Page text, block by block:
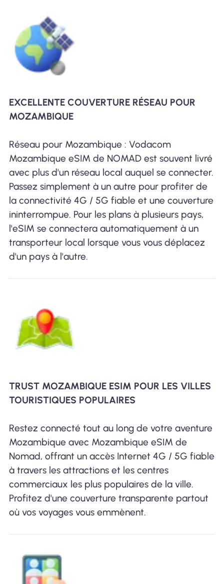
EXCELLENTE COUVERTURE RÉSEAU POUR
MOZAMBIQUE
Réseau pour Mozambique : Vodacom
Mozambique eSIM de NOMAD est souvent livré
avec plus d'un réseau local auquel se connecter.
Passez simplement à un autre pour profiter de
la connectivité 4G / 5G fiable et une couverture
ininterrompue. Pour les plans à plusieurs pays,
l'eSIM se connectera automatiquement à un
transporteur local lorsque vous vous déplacez
d'un pays à l'autre.
TRUST MOZAMBIQUE ESIM POUR LES VILLES
TOURISTIQUES POPULAIRES
Restez connecté tout au long de votre aventure
Mozambique avec Mozambique eSIM de
Nomad, offrant un accès Internet 4G / 5G fiable
à travers les attractions et les centres
commerciaux les plus populaires de la ville.
Profitez d'une couverture transparente partout
où vos voyages vous emmènent.